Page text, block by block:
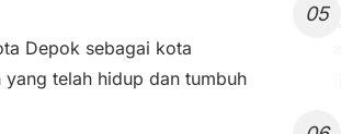
Depok sebagai kota
telah hidup dan tumbuh
05